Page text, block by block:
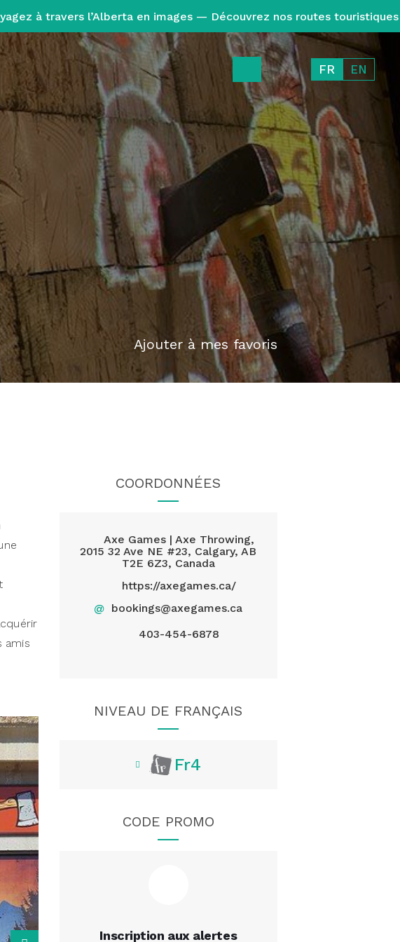
à travers l’Alberta en images — Découvrez nos routes touristiques
FR EN
Ajouter à mes favoris
amis
COORDONNÉES
Axe Games | Axe Throwing,
2015 32 Ave NE #23, Calgary, AB
T2E 6Z3, Canada
https://axegames.ca/
@ bookings@axegames.ca
403-454-6878
NIVEAU DE FRANÇAIS
Fr4
CODE PROMO
Inscription aux alertes